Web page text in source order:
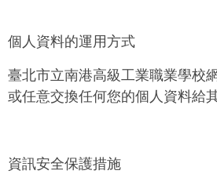
個人資料的運用方式
臺北市立南港高級工業職業學校
或任意交換任何您的個人資料給
資訊安全保護措施